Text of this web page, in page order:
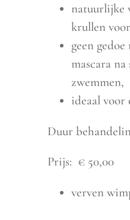
natuurlijke
krullen
geen
mascara
zwemmen,
ideaal voor
Duur
Prijs: € 50,00
verven